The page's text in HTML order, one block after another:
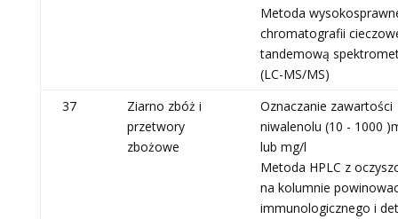
Metoda
chromatografii
tandemową
(LC-MS/MS)
37
Ziarno zbóż i
przetwory
zbożowe
Oznaczanie zawartości
niwalenolu (10 - 1000
lub mg/l
Metoda HPLC z
na kolumnie
immunologicznego i